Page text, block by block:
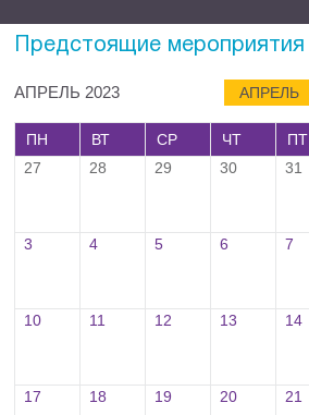
Предстоящие мероприятия
АПРЕЛЬ 2023
ПН ВТ СР ЧТ ПТ
27
28 29 30 31
3 4 5 6 7
10 11 12 13 14
17 18 19 20 21